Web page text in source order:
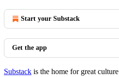
Start your Substack
Get the app
Substack is the home for great culture